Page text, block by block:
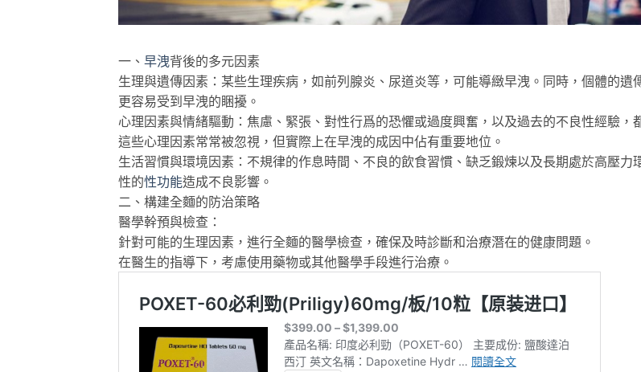
一、 早洩背後的多元因素
生理與遺傳因素：某些生理疾病，如前列腺炎、尿道炎等，可能導緻早洩。同時，個體的遺
更容易受到早洩的睏擾。
心理因素與情緒驅動：焦慮、緊張、對性行爲的恐懼或過度興奮，以及過去的不良性經驗，
這些心理因素常常被忽視，但實際上在早洩的成因中佔有重要地位。
生活習慣與環境因素：不規律的作息時間、不良的飲食習慣、缺乏鍛煉以及長期處於高壓力
性的性功能造成不良影響。
二、構建全麵的防治策略
醫學幹預與檢查：
針對可能的生理因素，進行全麵的醫學檢查，確保及時診斷和治療潛在的健康問題。
在醫生的指導下，考慮使用藥物或其他醫學手段進行治療。